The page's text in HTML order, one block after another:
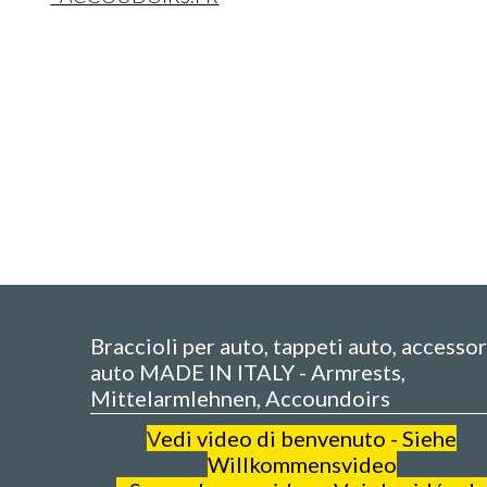
Braccioli per auto, tappeti auto,
auto MADE IN ITALY - Armrests,
Mittelarmlehnen, Accoundoirs
Vedi video di benvenuto - Siehe
Willkommensvideo